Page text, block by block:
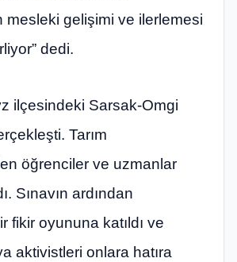
mesleki gelişimi ve ilerlemesi
dedi.
ilçesindeki Sarsak-Omgi
Tarım
öğrenciler ve uzmanlar
Sınavın ardından
fikir oyununa katıldı ve
aktivistleri onlara hatıra